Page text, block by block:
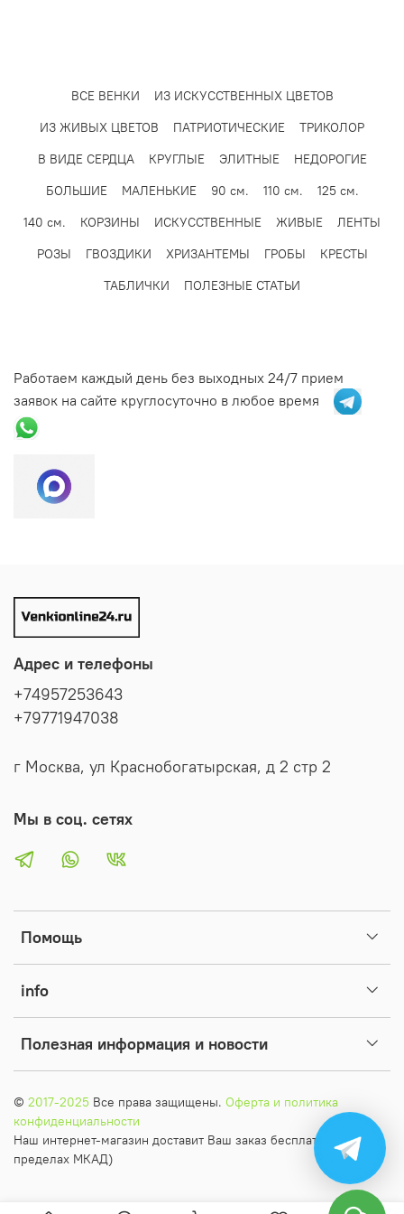
и ветки могут простоять подольше, благодаря
цветочной губке — «оазис». При жаркой погоде,
особенно на открытых участках кладбища, где нет
Зимой может происходить интересное явление: при
схватываются морозом и в таком застывшем состоянии
они остаются до оттепели. Хорошо сохраняются при
ВСЕ ВЕНКИ
ИЗ ИСКУССТВЕННЫХ ЦВЕТОВ
ИЗ ЖИВЫХ ЦВЕТОВ
ПАТРИОТИЧЕСКИЕ
ТРИКОЛОР
В ВИДЕ СЕРДЦА
КРУГЛЫЕ ЭЛИТНЫЕ
НЕДОРОГИЕ
БОЛЬШИЕ
МАЛЕНЬКИЕ 90 см. 110 см.
125 см.
140 см.
КОРЗИНЫ ИСКУССТВЕННЫЕ ЖИВЫЕ
ЛЕНТЫ
РОЗЫ
ГВОЗДИКИ ХРИЗАНТЕМЫ ГРОБЫ
КРЕСТЫ
ТАБЛИЧКИ
ПОЛЕЗНЫЕ СТАТЬИ
Работаем каждый день без выходных 24/7 прием
заявок на сайте круглосуточно в любое время
Помощь
info
Полезная информация и новости
Адрес и телефоны
+74957253643
+79771947038
г Москва, ул Краснобогатырская, д 2 стр 2
Мы в соц. сетях
© 2017-2025 Все права защищены. Оферта и политика
конфиденциальности
Наш интернет-магазин доставит Ваш заказ бесплатно (в
пределах МКАД)